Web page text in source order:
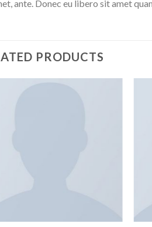
ante. Donec eu libero sit amet
PRODUCTS